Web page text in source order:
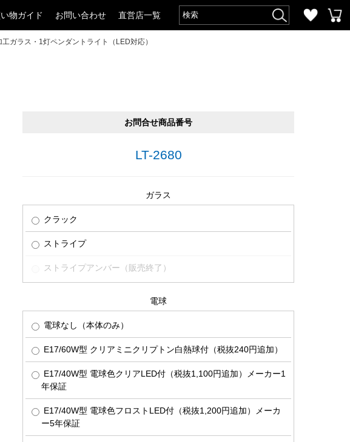
物ガイド お問い合わせ 直営店一覧
工ガラス・1灯ペンダントライト（LED対応）
お問合せ商品番号
LT-2680
ガラス
クラック
ストライプ
ストライプアンバー（販売終了）
電球
電球なし（本体のみ）
E17/60W型 クリアミニクリプトン白熱球付（税抜240円追加）
E17/40W型 電球色クリアLED付（税抜1,100円追加）メーカー1
年保証
E17/40W型 電球色フロストLED付（税抜1,200円追加）メーカ
ー5年保証